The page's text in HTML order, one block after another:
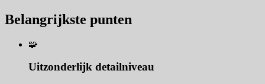
Belangrijkste punten
🧩
Uitzonderlijk detailniveau